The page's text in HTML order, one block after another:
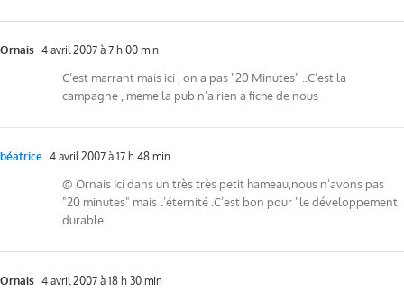
Ornais 4 avril 2007 à 7 h 00 min
C’est marrant mais ici , on a pas "20 Minutes" ..C’est la
campagne , meme la pub n’a rien a fiche de nous
béatrice 4 avril 2007 à 17 h 48 min
@ Ornais Ici dans un très très petit hameau,nous n’avons pas
"20 minutes" mais l’éternité .C’est bon pour "le développement
durable …
Ornais 4 avril 2007 à 18 h 30 min